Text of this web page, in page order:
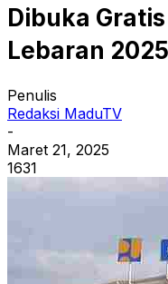
Dibuka
Lebaran 2025
Penulis
Redaksi MaduTV
-
Maret 21, 2025
1631